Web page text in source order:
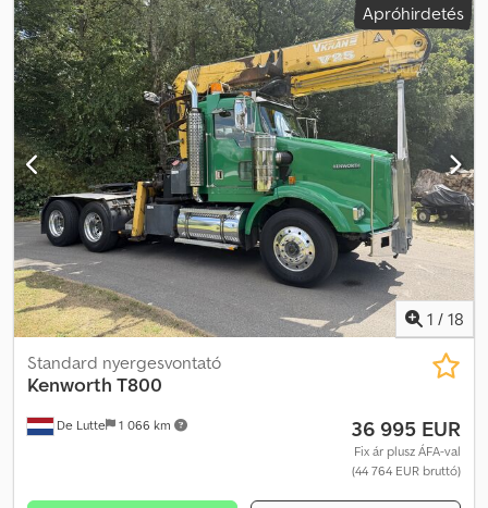
Apróhirdetés
1 / 18
De Lutte 1 066 km
Standard nyergesvontató
Kenworth T800
36 995 EUR
Fix ár plusz ÁFA-val
(44 764 EUR bruttó)